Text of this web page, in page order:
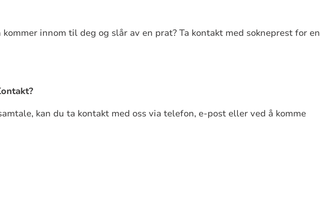
innom til deg og slår av en prat? Ta kontakt med sokneprest for en
kan du ta kontakt med oss via telefon, e-post eller ved å komme